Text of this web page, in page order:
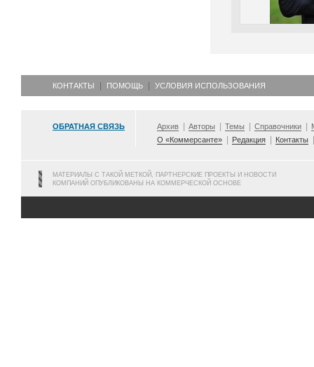
КОНТАКТЫ ПОМОЩЬ УСЛОВИЯ ИСПОЛЬЗОВАНИЯ
ОБРАТНАЯ СВЯЗЬ Архив Авторы Темы Справочники
О «Коммерсанте»
Редакция Контакты
МАТЕРИАЛЫ С ТАКОЙ МЕТКОЙ, ПАРТНЕРСКИЕ ПРОЕКТЫ И НОВОСТИ
КОМПАНИЙ ОПУБЛИКОВАНЫ НА КОММЕРЧЕСКОЙ ОСНОВЕ